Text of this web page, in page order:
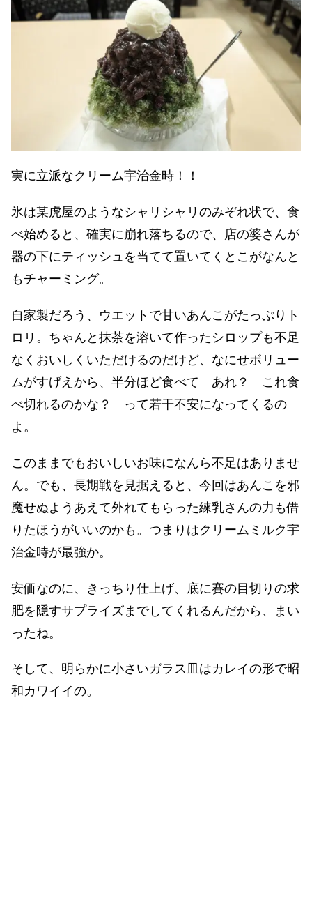
実に立派なクリーム宇治金時！！
氷は某虎屋のようなシャリシャリのみぞれ状で、食
べ始めると、確実に崩れ落ちるので、店の婆さんが
器の下にティッシュを当てて置いてくとこがなんと
もチャーミング。
自家製だろう、ウエットで甘いあんこがたっぷりト
ロリ。ちゃんと抹茶を溶いて作ったシロップも不足
なくおいしくいただけるのだけど、なにせボリュー
ムがすげえから、半分ほど食べて あれ？ これ食
べ切れるのかな？ って若干不安になってくるの
よ。
このままでもおいしいお味になんら不足はありませ
ん。でも、長期戦を見据えると、今回はあんこを邪
魔せぬようあえて外れてもらった練乳さんの力も借
りたほうがいいのかも。つまりはクリームミルク宇
治金時が最強か。
安価なのに、きっちり仕上げ、底に賽の目切りの求
肥を隠すサプライズまでしてくれるんだから、まい
ったね。
そして、明らかに小さいガラス皿はカレイの形で昭
和カワイイの。